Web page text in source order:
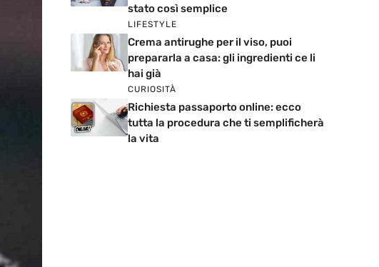
stato così semplice
LIFESTYLE
Crema antirughe per il viso, puoi
prepararla a casa: gli ingredienti ce li
hai già
CURIOSITÀ
Richiesta passaporto online: ecco
tutta la procedura che ti semplificherà
la vita